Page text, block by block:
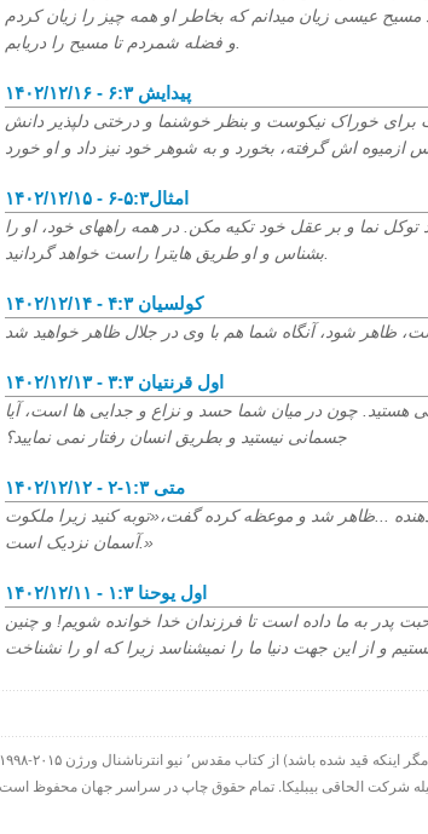
عیسی زیان میدانم که بخاطر او همه چیز را زیان کردم
۱۴۰۲/۱۲/۱۶ - پیدایش ۶:۳
خوراک نیکوست و بنظر خوشنما و درختی دلپذیر دانش
۱۴۰۲/۱۲/۱۵ - امثال۵:۳-۶
توکل نما و بر عقل خود تکیه مکن. در همه راههای خود، او را
۱۴۰۲/۱۲/۱۴ - کولسیان ۴:۳
۱۴۰۲/۱۲/۱۳ - اول قرنتیان ۳:۳
هستید. چون در میان شما حسد و نزاع و جدایی ها است، آیا
جسمانی نیستید و بطریق انسان رفتار نمی نمایید؟
۱۴۰۲/۱۲/۱۲ - متی ۱:۳-۲
دهنده ...ظاهر شد و موعظه کرده گفت،«توبه کنید زیرا ملکوت
آسمان نزدیک است.»
۱۴۰۲/۱۲/۱۱ - اول یوحنا ۱:۳
پدر به ما داده است تا فرزندان خدا خوانده شویم! و چنین
۱۹۹۸-۲۰۱۵ شرکت الحاقی هارت لایت. ورس آو ذ دی دات کام بخشی از هارت لایت نت ورک است. تمام نقل قولها ( مگر اینکه قید شده باشد) از کتاب مقدس٬ نیو انترناشنال ورژن